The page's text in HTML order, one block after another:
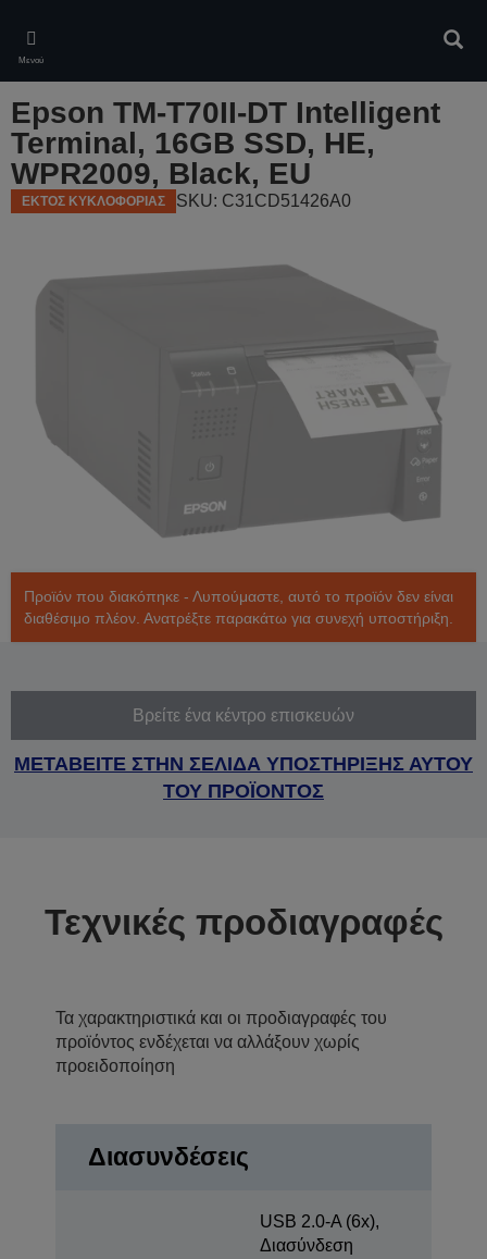
main
content
Μενού
Epson TM-T70II-DT Intelligent
Terminal, 16GB SSD, HE,
WPR2009, Black, EU
ΕΚΤΟΣ ΚΥΚΛΟΦΟΡΙΑΣ SKU: C31CD51426A0
Προϊόν που διακόπηκε - Λυπούμαστε, αυτό το προϊόν δεν είναι
διαθέσιμο πλέον. Ανατρέξτε παρακάτω για συνεχή υποστήριξη.
Βρείτε ένα κέντρο επισκευών
ΜΕΤΑΒΕΙΤΕ ΣΤΗΝ ΣΕΛΙΔΑ ΥΠΟΣΤΗΡΙΞΗΣ ΑΥΤΟΥ
ΤΟΥ ΠΡΟΪΟΝΤΟΣ
Τεχνικές προδιαγραφές
Τα χαρακτηριστικά και οι προδιαγραφές του
προϊόντος ενδέχεται να αλλάξουν χωρίς
προειδοποίηση
Διασυνδέσεις
USB 2.0-A (6x),
Διασύνδεση